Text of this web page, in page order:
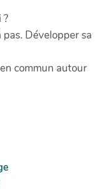
Développer sa
commun autour